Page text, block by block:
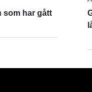
som har gått